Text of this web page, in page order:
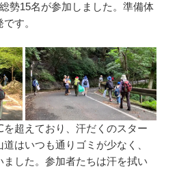
勢15名が参加しました。準備体
す。
超えており、汗だくのスター
はいつも通りゴミが少なく、
した。参加者たちは汗を拭い